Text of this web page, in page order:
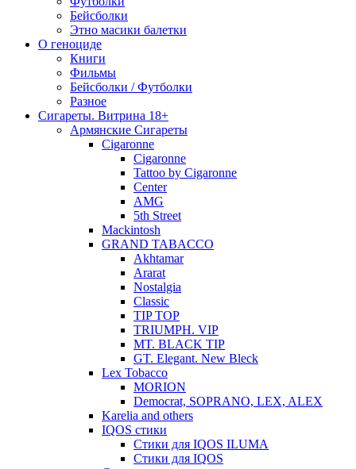
Бейсболки
Этно масики балетки
О геноциде
Книги
Фильмы
Бейсболки / Футболки
Разное
Сигареты. Витрина 18+
Армянские Сигареты
Cigaronne
Cigaronne
Tattoo by Cigaronne
Center
AMG
5th Street
Mackintosh
GRAND TABACCO
Akhtamar
Ararat
Nostalgia
Classic
TIP TOP
TRIUMPH. VIP
MT. BLACK TIP
GT. Elegant. New Bleck
Lex Tobacco
MORION
Democrat, SOPRANO, LEX, ALEX
Karelia and others
IQOS стики
Стики для IQOS ILUMA
Стики для IQOS